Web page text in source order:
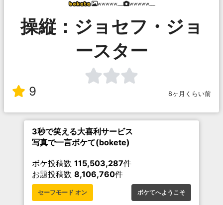
wwwww___ wwwww___
操縦：ジョセフ・ジョ
ースター
9 8ヶ月くらい前
3秒で笑える大喜利サービス
写真で一言ボケて(bokete)
ボケ投稿数 115,503,287件
お題投稿数 8,106,760件
セーフモード オン ボケてへようこそ